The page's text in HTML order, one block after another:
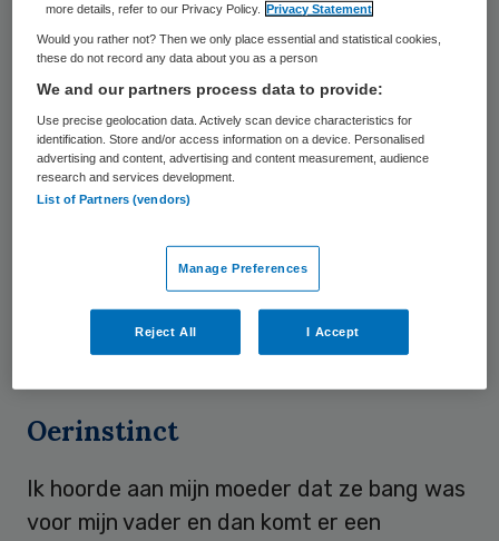
’s Avonds werd ik gebeld door mijn moeder
die mijn vader bezocht in het ziekenhuis.
Mijn vader leek een soort psychose te
hebben. Hij had alle infusen losgetrokken en
liep te schreeuwen op de gang dat hij naar
huis wilde. Dat was gezien zijn medische
tot hem door. Hij leek helemaal in zijn eigen
wereld en niet voor rede vatbaar. Later
bleek dit een bijwerking van de medicijnen
die hij moest slikken.
Oerinstinct
Ik hoorde aan mijn moeder dat ze bang was
voor mijn vader en dan komt er een
more details, refer to our Privacy Policy.
Privacy Statement
Would you rather not? Then we only place essential and statistical cookies,
these do not record any data about you as a person
We and our partners process data to provide:
Use precise geolocation data. Actively scan device characteristics for
identification. Store and/or access information on a device. Personalised
advertising and content, advertising and content measurement, audience
research and services development.
List of Partners (vendors)
Manage Preferences
Reject All I Accept